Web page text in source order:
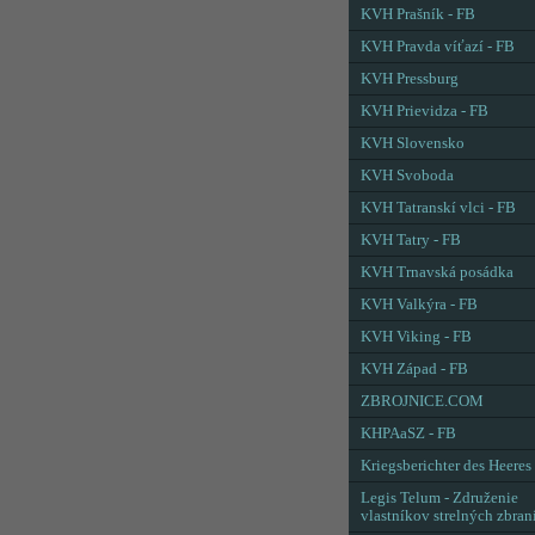
KVH Prašník - FB
KVH Pravda víťazí - FB
KVH Pressburg
KVH Prievidza - FB
KVH Slovensko
KVH Svoboda
KVH Tatranskí vlci - FB
KVH Tatry - FB
KVH Trnavská posádka
KVH Valkýra - FB
KVH Viking - FB
KVH Západ - FB
ZBROJNICE.COM
KHPAaSZ - FB
Kriegsberichter des Heeres
Legis Telum - Združenie
vlastníkov strelných